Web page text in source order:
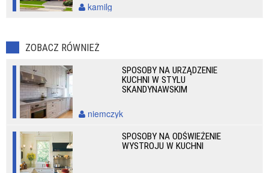
kamilg
ZOBACZ RÓWNIEŻ
SPOSOBY NA URZĄDZENIE
KUCHNI W STYLU
SKANDYNAWSKIM
niemczyk
SPOSOBY NA ODŚWIEŻENIE
WYSTROJU W KUCHNI